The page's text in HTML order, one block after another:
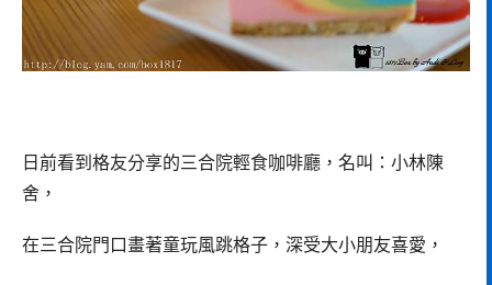
日前看到格友分享的三合院輕食咖啡廳，名叫：小林陳
舍，
在三合院門口畫著童玩風跳格子，深受大小朋友喜愛，